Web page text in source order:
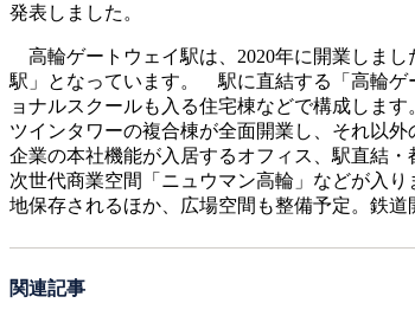
発表しました。
高輪ゲートウェイ駅は、2020年に開業しまし
駅」となっています。 駅に直結する「高輪ゲ
ョナルスクールも入る住宅棟などで構成しま
ツインタワーの複合棟が全面開業し、それ以
企業の本社機能が入居するオフィス、駅直結
次世代商業空間「ニュウマン高輪」などが入
地保存されるほか、広場空間も整備予定。鉄
関連記事